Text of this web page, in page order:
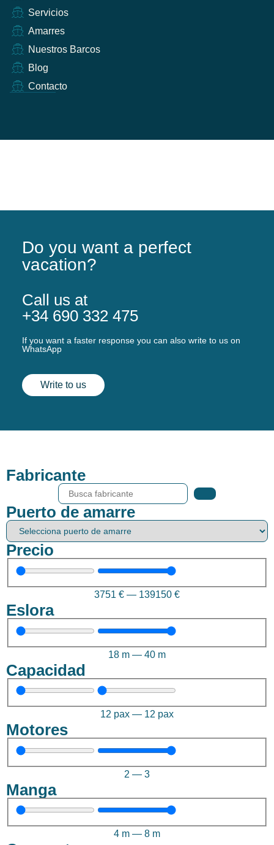
Servicios
Amarres
Nuestros Barcos
Blog
Contacto
Do you want a perfect
vacation?
Call us at
+34 690 332 475
If you want a faster response you can also write to us on
WhatsApp
Write to us
Fabricante
Puerto de amarre
Precio
3751 € — 139150 €
Eslora
18 m — 40 m
Capacidad
12 pax — 12 pax
Motores
2 — 3
Manga
4 m — 8 m